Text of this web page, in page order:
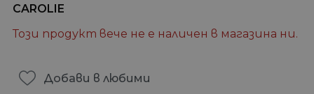
CAROLIE
Този продукт вече не е наличен в магазина ни.
Добави в любими